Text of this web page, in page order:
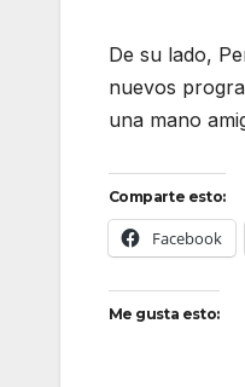
De su lado,
nuevos
una mano
Comparte esto:
Facebook
Me gusta esto: